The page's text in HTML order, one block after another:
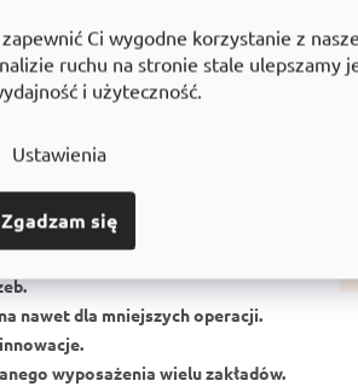
Ci wygodne korzystanie z
ruchu na stronie stale ulepszamy
i użyteczność.
Ustawienia
Zgadzam się
z wybranymi produktami
w Europie. Nasze produkty
nawet dla mniejszych operacji.
wyposażenia wielu zakładów.